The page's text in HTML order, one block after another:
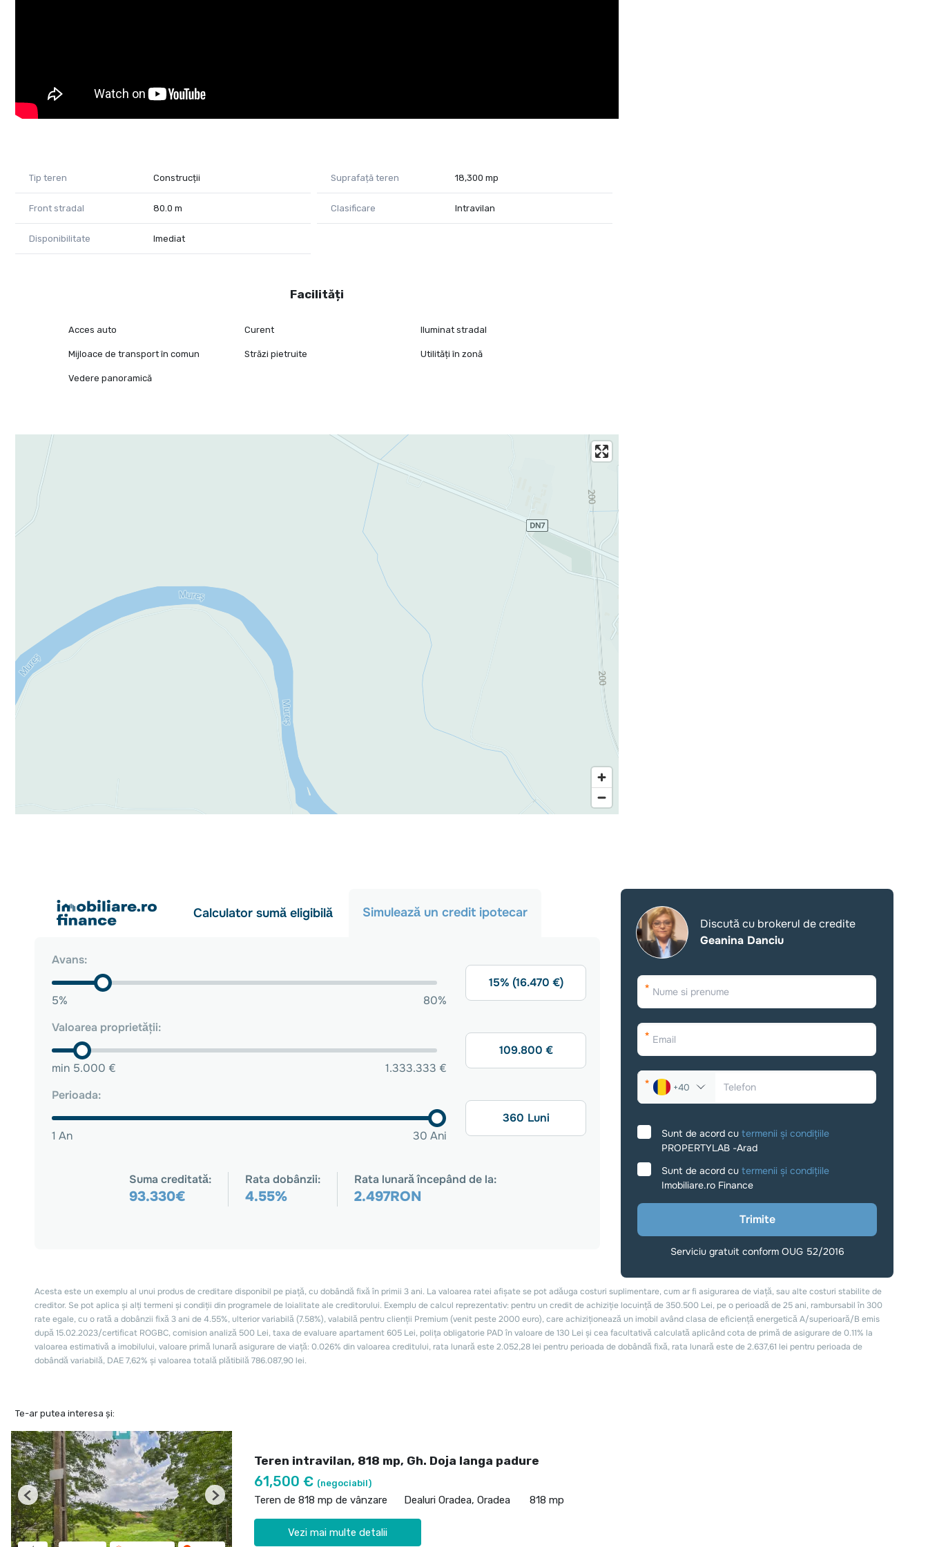
Tip teren Construcții Suprafață teren 18,300 mp
Front stradal 80.0 m Clasificare Intravilan
Disponibilitate Imediat
Facilități
Acces auto Curent Iluminat stradal
Mijloace de transport în comun Străzi pietruite Utilități în zonă
Vedere panoramică
Te-ar putea interesa și:
Previous Next
Teren intravilan, 818 mp, Gh. Doja langa padure
61,500 € (negociabil)
Teren de 818 mp de vânzare Dealuri Oradea, Oradea 818 mp
Vezi mai multe detalii